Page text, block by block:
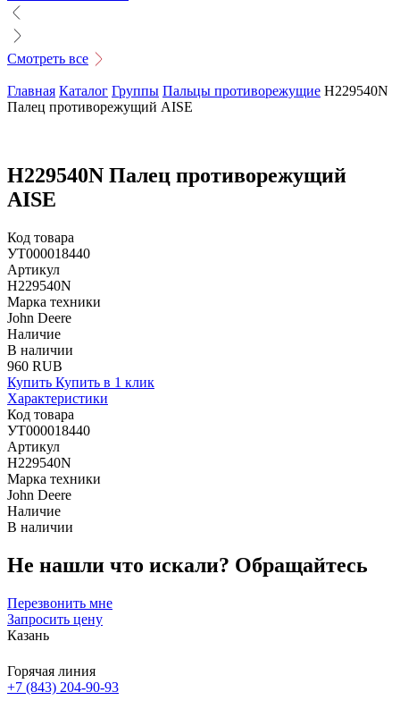
Смотреть все
Главная Каталог Группы Пальцы противорежущие H229540N
Палец противорежущий AISE
H229540N Палец противорежущий
AISE
Код товара
УТ000018440
Артикул
H229540N
Марка техники
John Deere
Наличие
В наличии
960 RUB
Купить Купить в 1 клик
Характеристики
Код товара
УТ000018440
Артикул
H229540N
Марка техники
John Deere
Наличие
В наличии
Не нашли что искали? Обращайтесь
Перезвонить мне
Запросить цену
Казань
Горячая линия
+7 (843) 204-90-93